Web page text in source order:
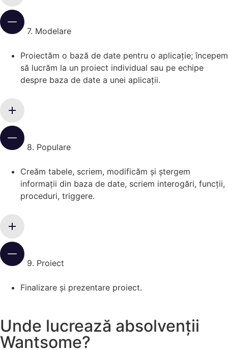
7. Modelare
Proiectăm o bază de date pentru o aplicație; începem
să lucrăm la un proiect individual sau pe echipe
despre baza de date a unei aplicații.
8. Populare
Creăm tabele, scriem, modificăm și ștergem
informații din baza de date, scriem interogări, funcții,
proceduri, triggere.
9. Proiect
Finalizare și prezentare proiect.
Unde lucrează absolvenții
Wantsome?